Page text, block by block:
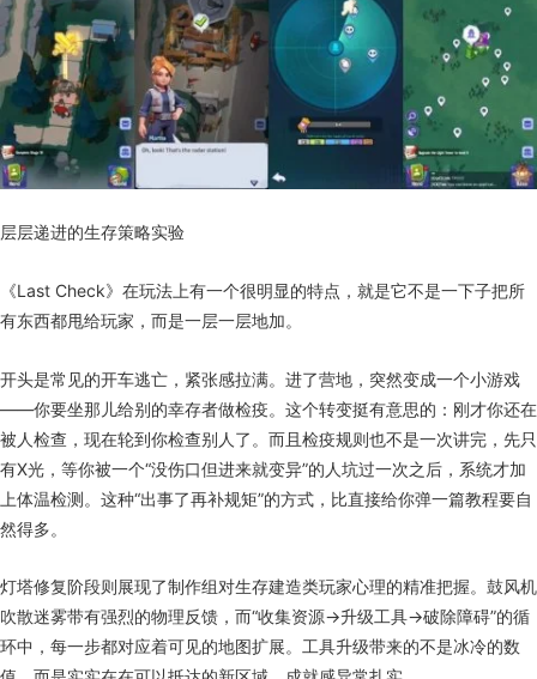
层层递进的生存策略实验
《Last Check》在玩法上有一个很明显的特点，就是它不是一下子把所
有东西都甩给玩家，而是一层一层地加。
开头是常见的开车逃亡，紧张感拉满。进了营地，突然变成一个小游戏
——你要坐那儿给别的幸存者做检疫。这个转变挺有意思的：刚才你还在
被人检查，现在轮到你检查别人了。而且检疫规则也不是一次讲完，先只
有X光，等你被一个“没伤口但进来就变异”的人坑过一次之后，系统才加
上体温检测。这种“出事了再补规矩”的方式，比直接给你弹一篇教程要自
然得多。
灯塔修复阶段则展现了制作组对生存建造类玩家心理的精准把握。鼓风机
吹散迷雾带有强烈的物理反馈，而“收集资源→升级工具→破除障碍”的循
环中，每一步都对应着可见的地图扩展。工具升级带来的不是冰冷的数